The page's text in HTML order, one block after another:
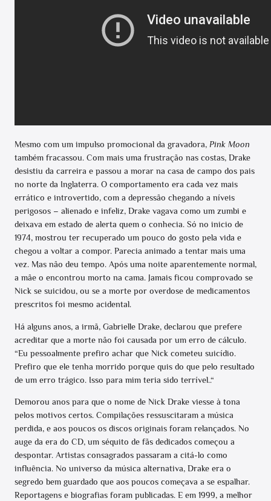
Mesmo com um impulso promocional da gravadora, Pink Moon
também fracassou. Com mais uma frustração nas costas, Drake
desistiu da carreira e passou a morar na casa de campo dos pais
no norte da Inglaterra. O comportamento era cada vez mais
errático e introvertido, com a depressão chegando a níveis
perigosos – alienado e infeliz, Drake vagava como um zumbi e
deixava em estado de alerta quem o conhecia. Só no inicio de
1974, mostrou ter recuperado um pouco do gosto pela vida e
chegou a voltar a compor. Parecia animado a tentar mais uma
vez. Mas não deu tempo. Após uma noite aparentemente normal,
a mãe o encontrou morto na cama. Jamais ficou comprovado se
Nick se suicidou, ou se a morte por overdose de medicamentos
prescritos foi mesmo acidental.
Há alguns anos, a irmã, Gabrielle Drake, declarou que prefere
acreditar que a morte não foi causada por um erro de cálculo.
“Eu pessoalmente prefiro achar que Nick cometeu suicídio.
Prefiro que ele tenha morrido porque quis do que pelo resultado
de um erro trágico. Isso para mim teria sido terrível..“
Demorou anos para que o nome de Nick Drake viesse à tona
pelos motivos certos. Compilações ressuscitaram a música
perdida, e aos poucos os discos originais foram relançados. No
auge da era do CD, um séquito de fãs dedicados começou a
despontar. Artistas consagrados passaram a citá-lo como
influência. No universo da música alternativa, Drake era o
segredo bem guardado que aos poucos começava a se espalhar.
Reportagens e biografias foram publicadas. E em 1999, a melhor